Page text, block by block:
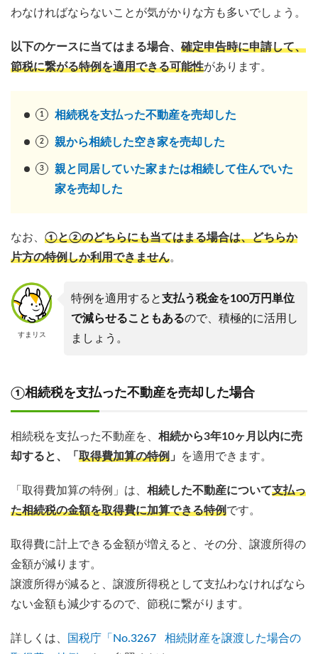
わなければならないことが気がかりな方も多いでしょう。
以下のケースに当てはまる場合、 確定申告時に申請して、
節税に繋がる特例を適用できる可能性があります。
相続税を支払った不動産を売却した
親から相続した空き家を売却した
親と同居していた家または相続して住んでいた
家を売却した
なお、 ①と②のどちらにも当てはまる場合は、どちらか
片方の特例しか利用できません。
すまリス
特例を適用すると支払う税金を100万円単位
で減らせることもあるので、積極的に活用し
ましょう。
①相続税を支払った不動産を売却した場合
相続税を支払った不動産を、 相続から3年10ヶ月以内に売
却すると、「 取得費加算の特例 」 を適用できます。
「取得費加算の特例」は、 相続した不動産について支払っ
た相続税の金額を取得費に加算できる特例です。
取得費に計上できる金額が増えると、その分、譲渡所得の
金額が減ります。
譲渡所得が減ると、譲渡所得税として支払わなければなら
ない金額も減少するので、節税に繋がります。
詳しくは、
国税庁「No.3267 相続財産を譲渡した場合の